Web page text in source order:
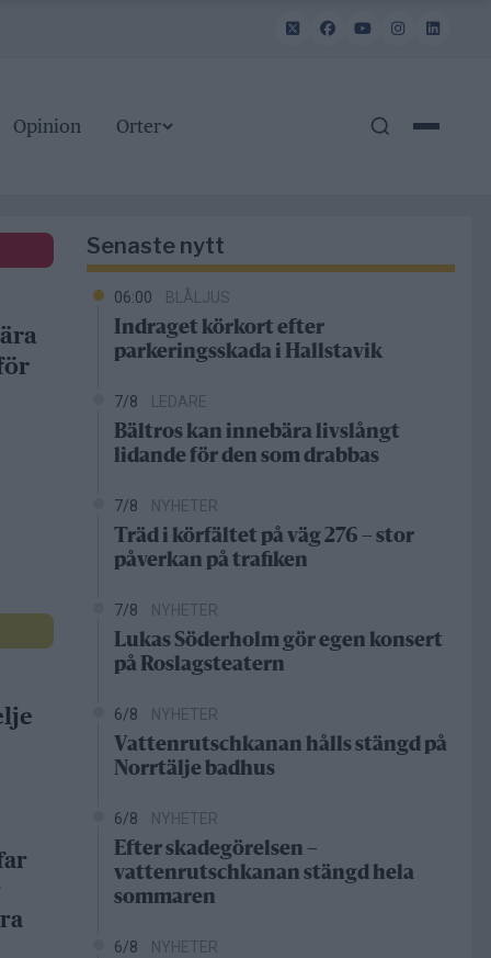
Opinion Orter
Senaste nytt
06:00 BLÅLJUS
Indraget körkort efter
parkeringsskada i Hallstavik
7/8 LEDARE
Bältros kan innebära livslångt
lidande för den som drabbas
7/8 NYHETER
Träd i körfältet på väg 276 – stor
påverkan på trafiken
7/8 NYHETER
Lukas Söderholm gör egen konsert
på Roslagsteatern
6/8 NYHETER
Vattenrutschkanan hålls stängd på
Norrtälje badhus
6/8 NYHETER
Efter skadegörelsen –
vattenrutschkanan stängd hela
sommaren
6/8 NYHETER